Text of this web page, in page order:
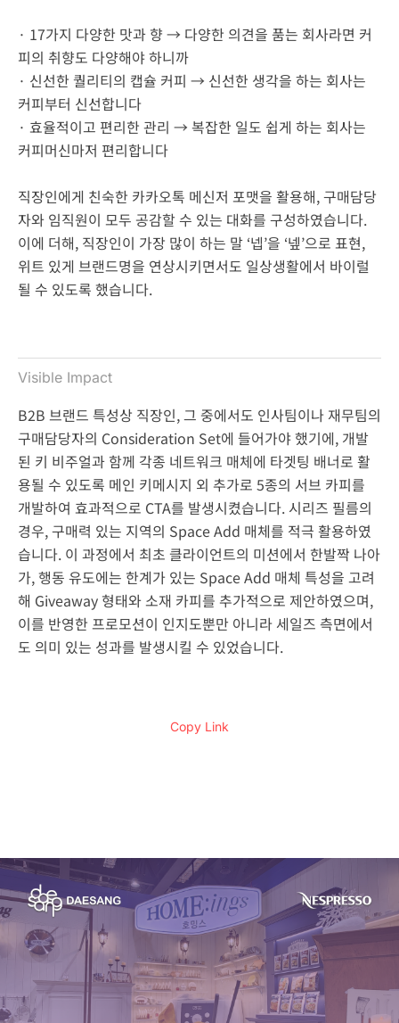
· 17가지 다양한 맛과 향 → 다양한 의견을 품는 회사라면 커
피의 취향도 다양해야 하니까
· 신선한 퀄리티의 캡슐 커피 → 신선한 생각을 하는 회사는
커피부터 신선합니다
· 효율적이고 편리한 관리 → 복잡한 일도 쉽게 하는 회사는
커피머신마저 편리합니다
직장인에게 친숙한 카카오톡 메신저 포맷을 활용해, 구매담당
자와 임직원이 모두 공감할 수 있는 대화를 구성하였습니다.
이에 더해, 직장인이 가장 많이 하는 말 ‘넵’을 ‘넾’으로 표현,
위트 있게 브랜드명을 연상시키면서도 일상생활에서 바이럴
될 수 있도록 했습니다.
Visible Impact
B2B 브랜드 특성상 직장인, 그 중에서도 인사팀이나 재무팀의
구매담당자의 Consideration Set에 들어가야 했기에, 개발
된 키 비주얼과 함께 각종 네트워크 매체에 타겟팅 배너로 활
용될 수 있도록 메인 키메시지 외 추가로 5종의 서브 카피를
개발하여 효과적으로 CTA를 발생시켰습니다. 시리즈 필름의
경우, 구매력 있는 지역의 Space Add 매체를 적극 활용하였
습니다. 이 과정에서 최초 클라이언트의 미션에서 한발짝 나아
가, 행동 유도에는 한계가 있는 Space Add 매체 특성을 고려
해 Giveaway 형태와 소재 카피를 추가적으로 제안하였으며,
이를 반영한 프로모션이 인지도뿐만 아니라 세일즈 측면에서
도 의미 있는 성과를 발생시킬 수 있었습니다.